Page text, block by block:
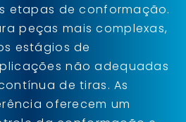
etapas de conformação.
peças mais complexas,
estágios de
não adequadas
de tiras. As
oferecem um